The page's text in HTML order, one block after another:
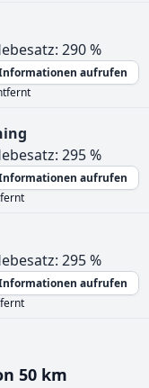
290 %
aufrufen
295 %
aufrufen
295 %
aufrufen
50 km